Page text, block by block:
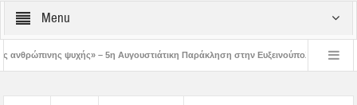
Menu
5η Αυγουστιάτικη Παράκληση στην Ευξεινούπολη Χειροθεσία Πνευματικού